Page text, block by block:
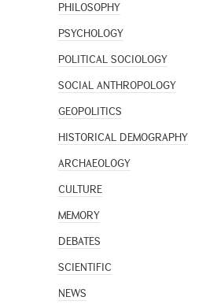
PHILOSOPHY
PSYCHOLOGY
POLITICAL SOCIOLOGY
SOCIAL ANTHROPOLOGY
GEOPOLITICS
HISTORICAL DEMOGRAPHY
ARCHAEOLOGY
CULTURE
MEMORY
DEBATES
SCIENTIFIC
NEWS